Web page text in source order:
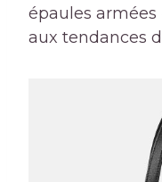
épaules armées
aux tendances